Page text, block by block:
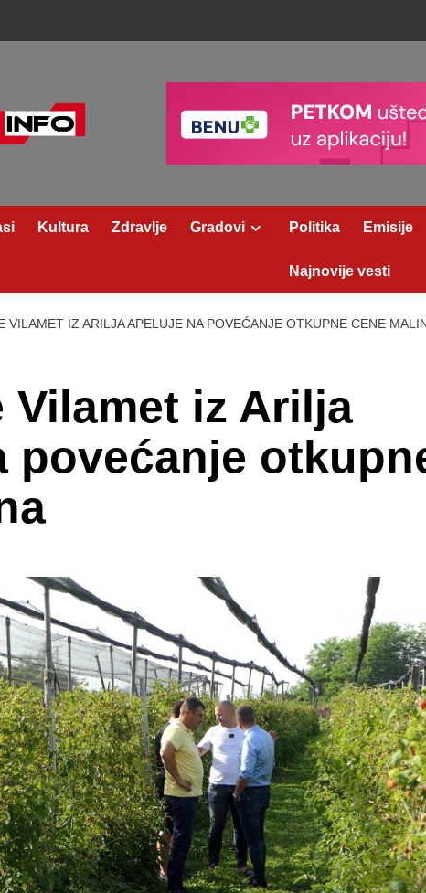
Kultura Zdravlje Gradovi Politika Emisije
Najnovije vesti
VILAMET IZ ARILJA APELUJE NA POVEĆANJE OTKUPNE CENE
Vilamet iz Arilja
povećanje